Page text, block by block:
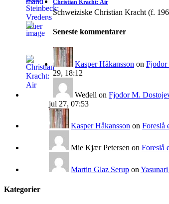
Christian Kracht: Air
Schweiziske Christian Kracht (f.
Seneste kommentarer
Kasper Håkansson on Fjodor
29, 18:12
Wedell on Fjodor M.
jul 27, 07:53
Kasper Håkansson on Foreslå
Mie Kjær Petersen on Foreslå
Martin Glaz Serup on
Kategorier